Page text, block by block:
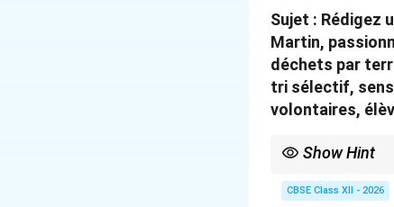
Sujet : Rédigez
Martin,
déchets par
tri sélectif,
volontaires,
Show Hint
express positive
CBSE Class XII - 2026